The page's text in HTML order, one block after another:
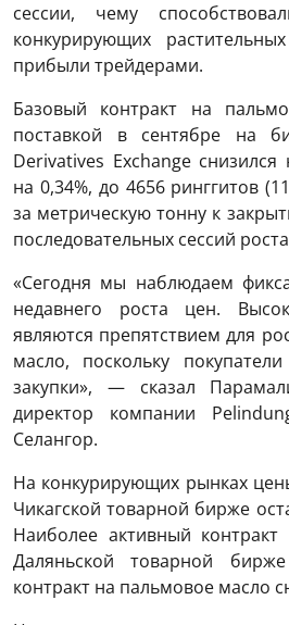
сессии, чему
конкурирующих
прибыли трейдерами.
Базовый контракт на
поставкой в ​​сентябре на
Derivatives Exchange
на 0,34%, до 4656 ринггитов
за метрическую тонну к
последовательных сессий
«Сегодня мы наблюдаем
недавнего роста цен.
являются препятствием для
масло, поскольку
закупки», — сказал
директор компании
Селангор.
На конкурирующих рынках
Чикагской товарной бирже
Наиболее активный
Даляньской товарной
контракт на пальмовое масло